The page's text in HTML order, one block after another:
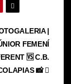
|
FEMENÍ
🆚 C.B.
📸